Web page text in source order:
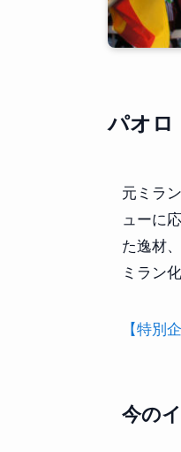
パオロ
元ミラ
ューに
た逸材
ミラン
【特別
今の